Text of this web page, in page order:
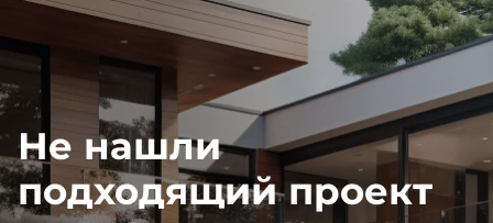
Не нашли
подходящий проект